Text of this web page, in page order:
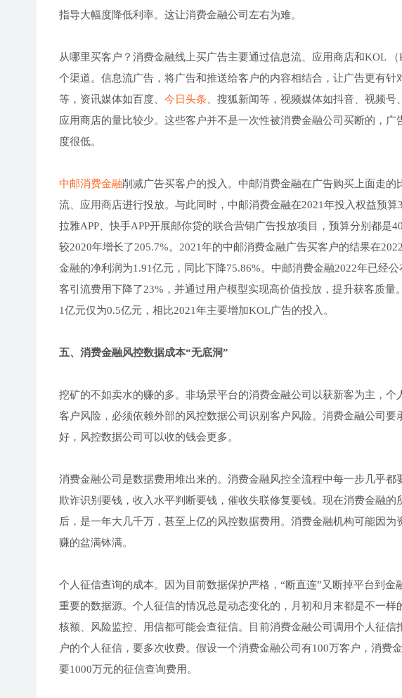
指导大幅度降低利率。这让消费金融公司左右为难。
从哪里买客户？消费金融线上买广告主要通过信息流、应用商店和KOL
个渠道。信息流广告，将广告和推送给客户的内容相结合，让广告更有针
等，资讯媒体如百度、 今日头条 、搜狐新闻等，视频媒体如抖音、视频
应用商店的量比较少。这些客户并不是一次性被消费金融公司买断的，
度很低。
中邮消费金融削减广告买客户的投入。中邮消费金融在广告购买上面走
流、应用商店进行投放。与此同时，中邮消费金融在2021年投入权益预
拉雅APP、快手APP开展邮你贷的联合营销广告投放项目，预算分别都是
较2020年增长了205.7%。2021年的中邮消费金融广告买客户的结果在
金融的净利润为1.91亿元，同比下降75.86%。中邮消费金融2022年已经
客引流费用下降了23%，并通过用户模型实现高价值投放，提升获客质
1亿元仅为0.5亿元，相比2021年主要增加KOL广告的投入。
五、消费金融风控数据成本“无底洞”
挖矿的不如卖水的赚的多。非场景平台的消费金融公司以获新客为主，
客户风险，必须依赖外部的风控数据公司识别客户风险。消费金融公司
好，风控数据公司可以收的钱会更多。
消费金融公司是数据费用堆出来的。消费金融风控全流程中每一步几乎
欺诈识别要钱，收入水平判断要钱，催收失联修复要钱。现在消费金融
后，是一年大几千万，甚至上亿的风控数据费用。消费金融机构可能因
赚的盆满钵满。
个人征信查询的成本。因为目前数据保护严格，“断直连”又断掉平台到
重要的数据源。个人征信的情况总是动态变化的，月初和月末都是不一样
核额、风险监控、用信都可能会查征信。目前消费金融公司调用个人征
户的个人征信，要多次收费。假设一个消费金融公司有100万客户，消费
要1000万元的征信查询费用。